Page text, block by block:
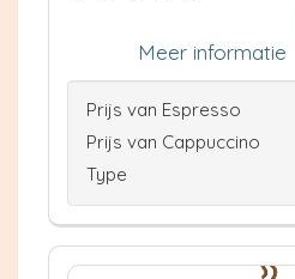
Meer informatie
Prijs van Espresso
Prijs van Cappuccino
Type